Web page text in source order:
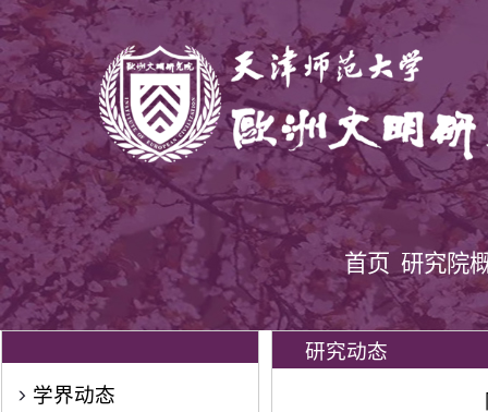
首页 研究院
学界动态
研究动态